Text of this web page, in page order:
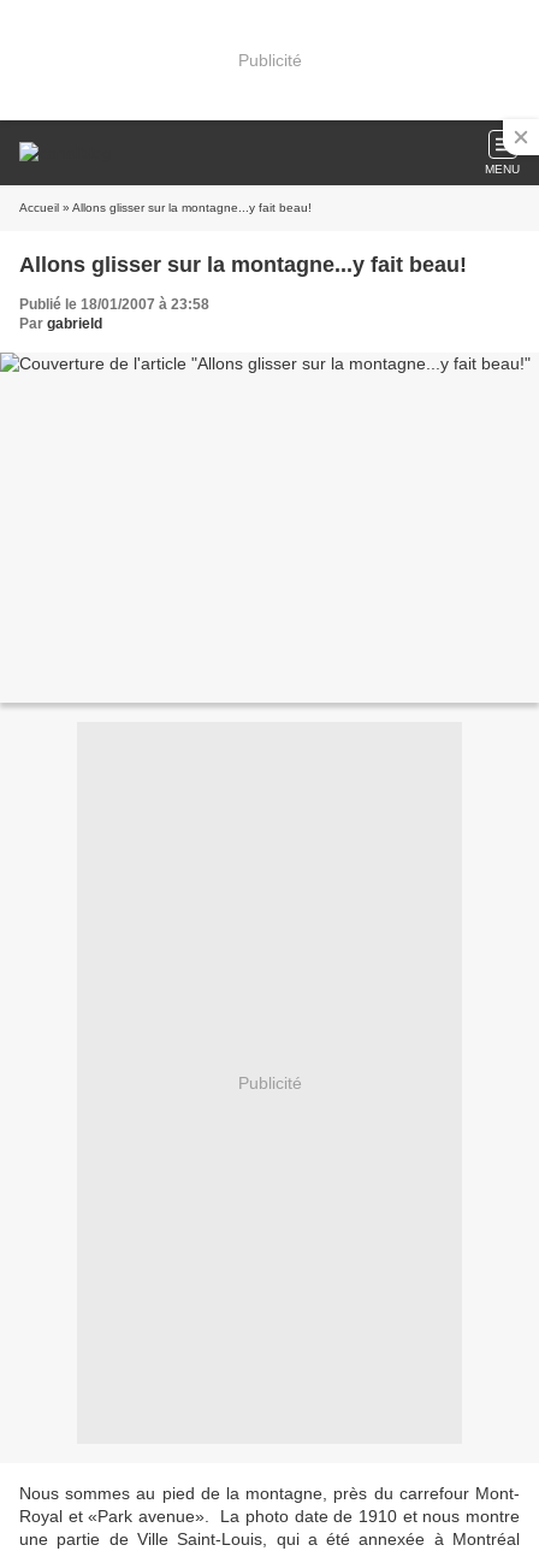
Publicité
MENU
Accueil » Allons glisser sur la montagne...y fait beau!
Allons glisser sur la montagne...y fait beau!
Publié le 18/01/2007 à 23:58
Par gabrield
Publicité
Nous sommes au pied de la montagne, près du carrefour Mont-
Royal et «Park avenue». La photo date de 1910 et nous montre
une partie de Ville Saint-Louis, qui a été annexée à Montréal